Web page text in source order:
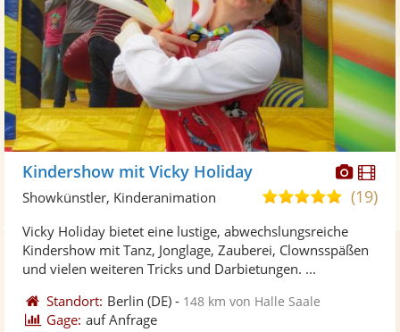
Kindershow mit Vicky Holiday
4,9
5
(19)
Showkünstler, Kinderanimation
Vicky Holiday bietet eine lustige, abwechslungsreiche
Kindershow mit Tanz, Jonglage, Zauberei, Clownsspäßen
und vielen weiteren Tricks und Darbietungen. ...
Standort: Berlin (DE) - 148 km von Halle Saale
Gage: auf Anfrage